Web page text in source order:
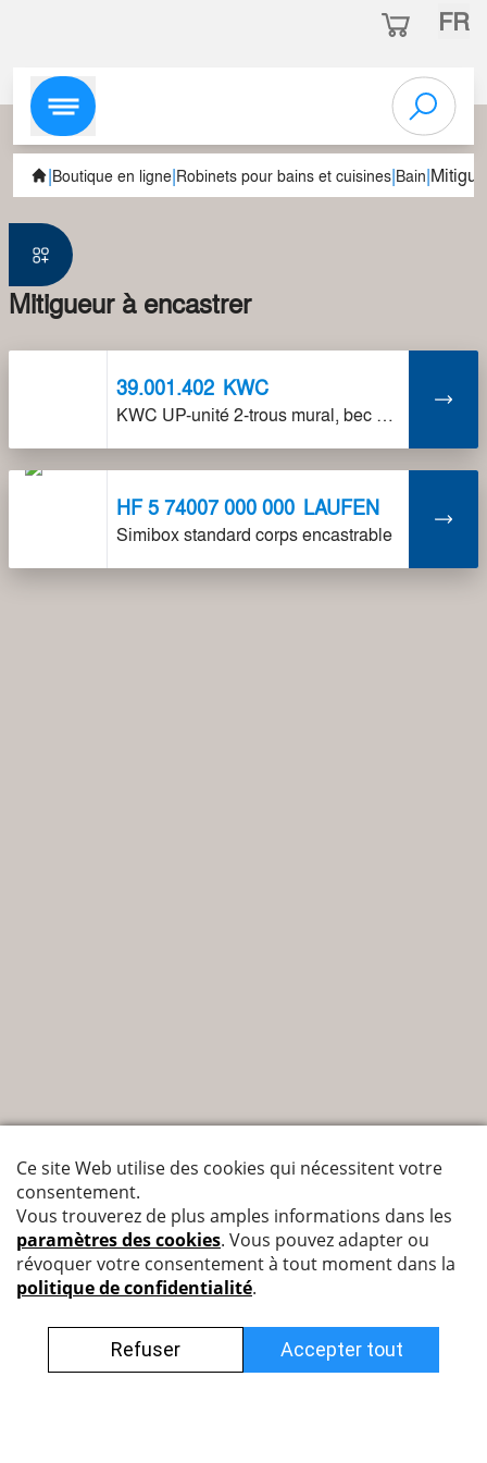
FR
|Boutique en ligne|Robinets pour bains et cuisines|Bain|
Mitigueur à encastrer
39.001.402 KWC
KWC UP-unité 2-trous mural, bec fixe
HF 5 74007 000 000 LAUFEN
Simibox standard corps encastrable
Nyffenegger Armaturen AG
Leutschenbachstrasse 38